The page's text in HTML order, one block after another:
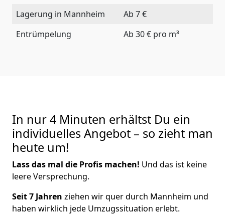
Lagerung in Mannheim
Ab 7 €
Entrümpelung
Ab 30 € pro m³
In nur 4 Minuten erhältst Du ein
individuelles Angebot – so zieht man
heute um!
Lass das mal die Profis machen! Und das ist keine
leere Versprechung.
Seit 7 Jahren ziehen wir quer durch Mannheim und
haben wirklich jede Umzugssituation erlebt.